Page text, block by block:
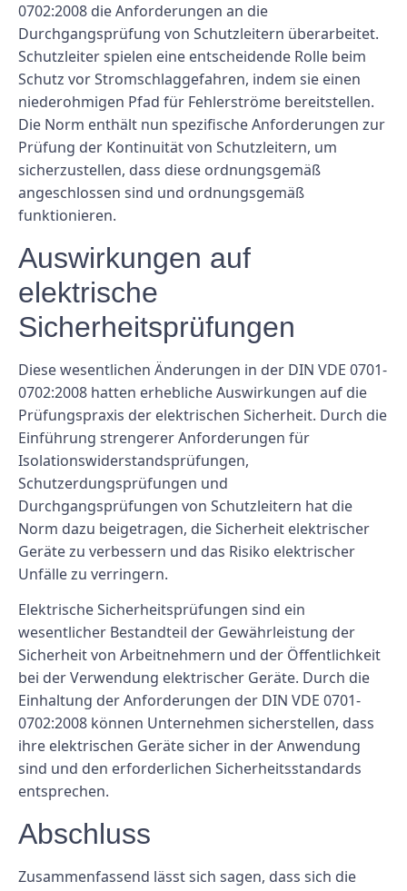
0702:2008 die Anforderungen an die
Durchgangsprüfung von Schutzleitern überarbeitet.
Schutzleiter spielen eine entscheidende Rolle beim
Schutz vor Stromschlaggefahren, indem sie einen
niederohmigen Pfad für Fehlerströme bereitstellen.
Die Norm enthält nun spezifische Anforderungen zur
Prüfung der Kontinuität von Schutzleitern, um
sicherzustellen, dass diese ordnungsgemäß
angeschlossen sind und ordnungsgemäß
funktionieren.
Auswirkungen auf
elektrische
Sicherheitsprüfungen
Diese wesentlichen Änderungen in der DIN VDE 0701-
0702:2008 hatten erhebliche Auswirkungen auf die
Prüfungspraxis der elektrischen Sicherheit. Durch die
Einführung strengerer Anforderungen für
Isolationswiderstandsprüfungen,
Schutzerdungsprüfungen und
Durchgangsprüfungen von Schutzleitern hat die
Norm dazu beigetragen, die Sicherheit elektrischer
Geräte zu verbessern und das Risiko elektrischer
Unfälle zu verringern.
Elektrische Sicherheitsprüfungen sind ein
wesentlicher Bestandteil der Gewährleistung der
Sicherheit von Arbeitnehmern und der Öffentlichkeit
bei der Verwendung elektrischer Geräte. Durch die
Einhaltung der Anforderungen der DIN VDE 0701-
0702:2008 können Unternehmen sicherstellen, dass
ihre elektrischen Geräte sicher in der Anwendung
sind und den erforderlichen Sicherheitsstandards
entsprechen.
Abschluss
Zusammenfassend lässt sich sagen, dass sich die